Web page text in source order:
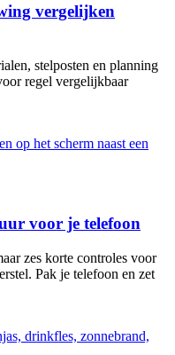
vergelijken
stelposten en planning
regel vergelijkbaar
voor je telefoon
zes korte controles voor
Pak je telefoon en zet